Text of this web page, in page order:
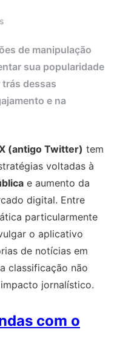
de manipulação
sua popularidade
dessas
e na
(antigo Twitter) tem
voltadas à
e aumento da
digital. Entre
particularmente
o aplicativo
de notícias em
classificação não
jornalístico.
com o